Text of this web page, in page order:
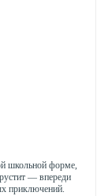
школьной форме,
— впереди
приключений.